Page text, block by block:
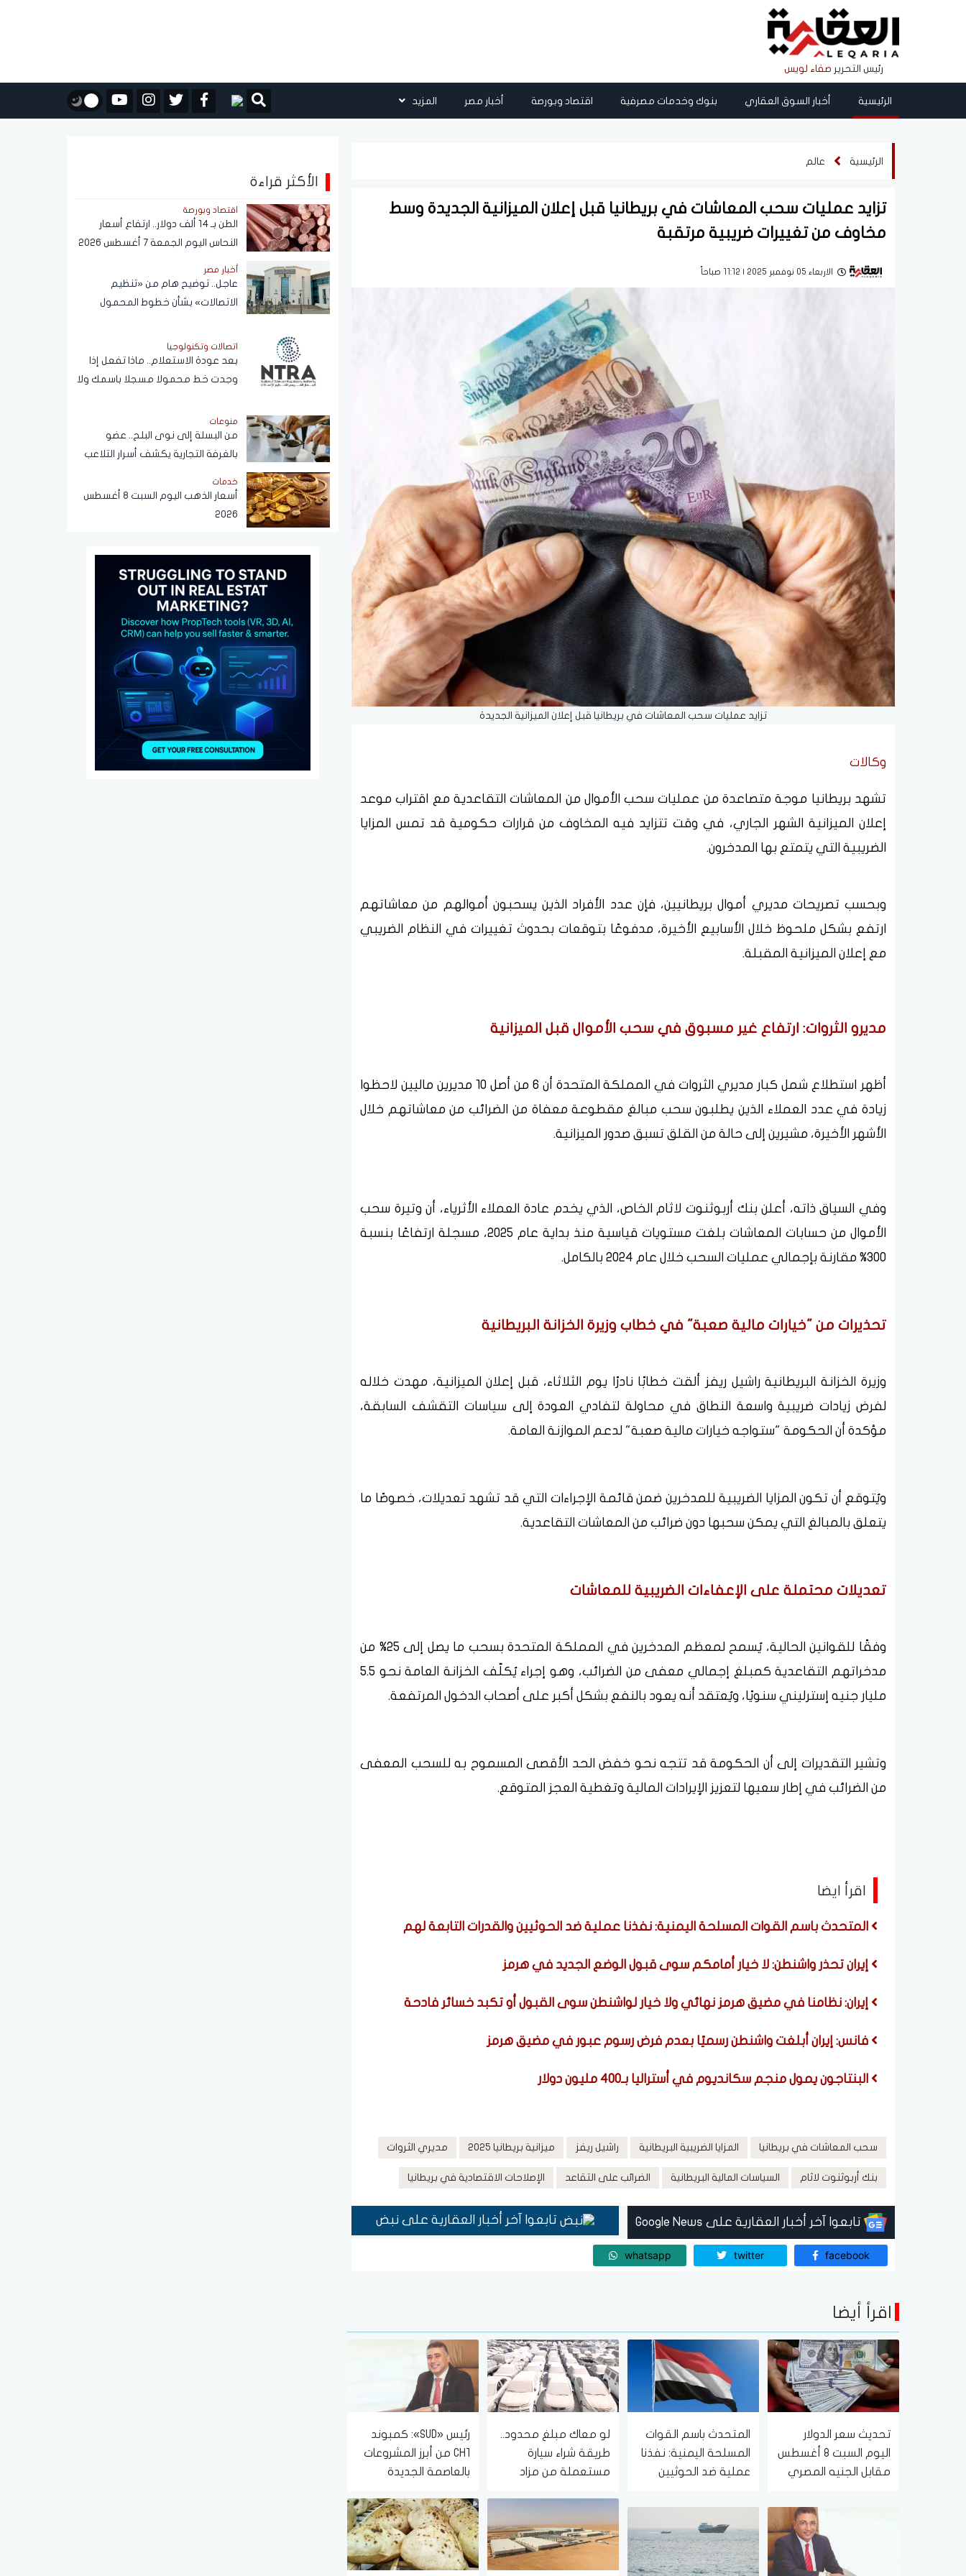
رئيس التحرير صفاء لويس
الرئيسية أخبار السوق العقاري بنوك وخدمات مصرفية اقتصاد وبورصة أخبار مصر المزيد
الرئيسية عالم
تزايد عمليات سحب المعاشات في بريطانيا قبل إعلان الميزانية الجديدة وسط
مخاوف من تغييرات ضريبية مرتقبة
الاربعاء 05 نوفمبر 2025 | 11:12 صباحاً
تزايد عمليات سحب المعاشات في بريطانيا قبل إعلان الميزانية الجديدة
وكالات
تشهد بريطانيا موجة متصاعدة من عمليات سحب الأموال من المعاشات التقاعدية مع اقتراب موعد
إعلان الميزانية الشهر الجاري، في وقت تتزايد فيه المخاوف من قرارات حكومية قد تمس المزايا
الضريبية التي يتمتع بها المدخرون.
وبحسب تصريحات مديري أموال بريطانيين، فإن عدد الأفراد الذين يسحبون أموالهم من معاشاتهم
ارتفع بشكل ملحوظ خلال الأسابيع الأخيرة، مدفوعًا بتوقعات بحدوث تغييرات في النظام الضريبي
مع إعلان الميزانية المقبلة.
مديرو الثروات: ارتفاع غير مسبوق في سحب الأموال قبل الميزانية
أظهر استطلاع شمل كبار مديري الثروات في المملكة المتحدة أن 6 من أصل 10 مديرين ماليين لاحظوا
زيادة في عدد العملاء الذين يطلبون سحب مبالغ مقطوعة معفاة من الضرائب من معاشاتهم خلال
الأشهر الأخيرة، مشيرين إلى حالة من القلق تسبق صدور الميزانية.
وفي السياق ذاته، أعلن بنك أربوثنوت لاثام الخاص، الذي يخدم عادة العملاء الأثرياء، أن وتيرة سحب
الأموال من حسابات المعاشات بلغت مستويات قياسية منذ بداية عام 2025، مسجلة ارتفاعًا بنسبة
300% مقارنة بإجمالي عمليات السحب خلال عام 2024 بالكامل.
تحذيرات من "خيارات مالية صعبة" في خطاب وزيرة الخزانة البريطانية
وزيرة الخزانة البريطانية راشيل ريفز ألقت خطابًا نادرًا يوم الثلاثاء، قبل إعلان الميزانية، مهدت خلاله
لفرض زيادات ضريبية واسعة النطاق في محاولة لتفادي العودة إلى سياسات التقشف السابقة،
مؤكدة أن الحكومة "ستواجه خيارات مالية صعبة" لدعم الموازنة العامة.
ويُتوقع أن تكون المزايا الضريبية للمدخرين ضمن قائمة الإجراءات التي قد تشهد تعديلات، خصوصًا ما
يتعلق بالمبالغ التي يمكن سحبها دون ضرائب من المعاشات التقاعدية.
تعديلات محتملة على الإعفاءات الضريبية للمعاشات
وفقًا للقوانين الحالية، يُسمح لمعظم المدخرين في المملكة المتحدة بسحب ما يصل إلى 25% من
مدخراتهم التقاعدية كمبلغ إجمالي معفى من الضرائب، وهو إجراء يُكلّف الخزانة العامة نحو 5.5
مليار جنيه إسترليني سنويًا، ويُعتقد أنه يعود بالنفع بشكل أكبر على أصحاب الدخول المرتفعة.
وتشير التقديرات إلى أن الحكومة قد تتجه نحو خفض الحد الأقصى المسموح به للسحب المعفى
من الضرائب في إطار سعيها لتعزيز الإيرادات المالية وتغطية العجز المتوقع.
اقرأ ايضا
المتحدث باسم القوات المسلحة اليمنية: نفذنا عملية ضد الحوثيين والقدرات التابعة لهم
إيران تحذر واشنطن: لا خيار أمامكم سوى قبول الوضع الجديد في هرمز
إيران: نظامنا في مضيق هرمز نهائي ولا خيار لواشنطن سوى القبول أو تكبد خسائر فادحة
فانس: إيران أبلغت واشنطن رسميًا بعدم فرض رسوم عبور في مضيق هرمز
البنتاجون يمول منجم سكانديوم في أستراليا بـ400 مليون دولار
سحب المعاشات في بريطانيا المزايا الضريبية البريطانية راشيل ريفز ميزانية بريطانيا 2025 مديري الثروات
بنك أربوثنوت لاثام السياسات المالية البريطانية الضرائب على التقاعد الإصلاحات الاقتصادية في بريطانيا
تابعوا آخر أخبار العقارية على Google News تابعوا آخر أخبار العقارية على نبض
facebook
twitter
whatsapp
اقرأ أيضا
تحديث سعر الدولار
اليوم السبت 8 أغسطس
مقابل الجنيه المصري
المتحدث باسم القوات
المسلحة اليمنية: نفذنا
عملية ضد الحوثيين
لو معاك مبلغ محدود..
طريقة شراء سيارة
مستعملة من مزاد
رئيس «SUD»: كمبوند
CH1 من أبرز المشروعات
بالعاصمة الجديدة
الأكثر قراءة
اقتصاد وبورصة
الطن بـ 14 ألف دولار.. ارتفاع أسعار
النحاس اليوم الجمعة 7 أغسطس 2026
أخبار مصر
عاجل.. توضيح هام من «تنظيم
الاتصالات» بشأن خطوط المحمول
اتصالات وتكنولوجيا
بعد عودة الاستعلام.. ماذا تفعل إذا
وجدت خط محمولا مسجلا باسمك ولا
منوعات
من البسلة إلى نوى البلح.. عضو
بالغرفة التجارية يكشف أسرار التلاعب
خدمات
أسعار الذهب اليوم السبت 8 أغسطس
2026